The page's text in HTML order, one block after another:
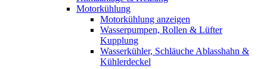
Motorkühlung
Motorkühlung anzeigen
Wasserpumpen, Rollen & Lüfter
Kupplung
Wasserkühler, Schläuche Ablasshahn &
Kühlerdeckel